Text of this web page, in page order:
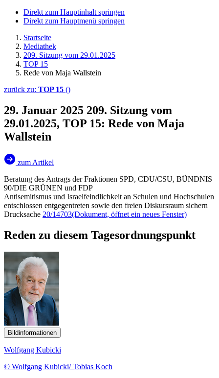
Direkt zum Hauptinhalt springen
Direkt zum Hauptmenü springen
Startseite
Mediathek
209. Sitzung vom 29.01.2025
TOP 15
Rede von Maja Wallstein
zurück zu: TOP 15 ()
29. Januar 2025 209. Sitzung vom
29.01.2025, TOP 15: Rede von Maja
Wallstein
zum Artikel
Beratung des Antrags der Fraktionen SPD, CDU/CSU, BÜNDNIS
90/DIE GRÜNEN und FDP
Antisemitismus und Israelfeindlichkeit an Schulen und Hochschulen
entschlossen entgegentreten sowie den freien Diskursraum sichern
Drucksache 20/14703(Dokument, öffnet ein neues Fenster)
Reden zu diesem Tagesordnungspunkt
Bildinformationen
Wolfgang Kubicki
© Wolfgang Kubicki/ Tobias Koch